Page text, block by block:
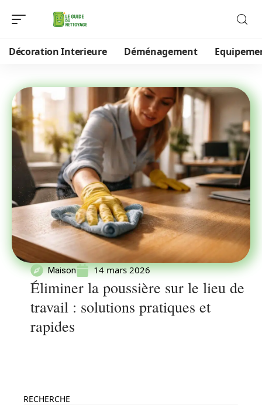
Décoration Interieure Déménagement
Maison 14 mars 2026
Éliminer la poussière sur le lieu de
travail : solutions pratiques et
rapides
RECHERCHE